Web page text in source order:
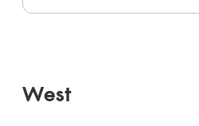
สุดท้าย) • สามารถใช้ได้เฉพาะนักท่องเที่ยว
Shinkansen “NOZOMI” และ
* ไม่สามารถใช้ได้กับ Tokaido
ล่วงหน้าก่อนเดินทางได้ 90 วัน เนื่อ
West